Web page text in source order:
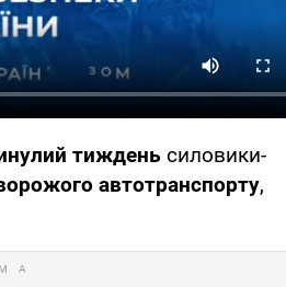
тиждень силовики-
автотранспорту,